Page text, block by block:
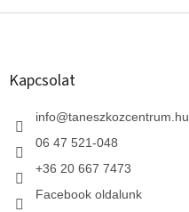
L
Kapcsolat
info@taneszkozcentrum.hu
06 47 521-048
+36 20 667 7473
Facebook oldalunk